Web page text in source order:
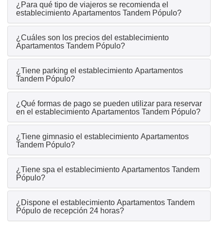
¿Para qué tipo de viajeros se recomienda el
establecimiento Apartamentos Tandem Pópulo?
¿Cuáles son los precios del establecimiento
Apartamentos Tandem Pópulo?
¿Tiene parking el establecimiento Apartamentos
Tandem Pópulo?
¿Qué formas de pago se pueden utilizar para reservar
en el establecimiento Apartamentos Tandem Pópulo?
¿Tiene gimnasio el establecimiento Apartamentos
Tandem Pópulo?
¿Tiene spa el establecimiento Apartamentos Tandem
Pópulo?
¿Dispone el establecimiento Apartamentos Tandem
Pópulo de recepción 24 horas?